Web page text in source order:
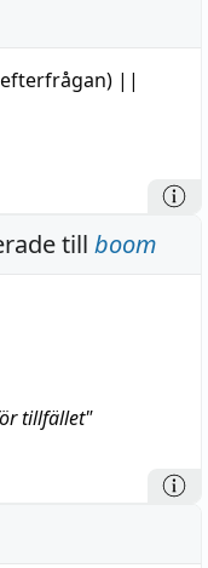
||
till boom
tillfället"